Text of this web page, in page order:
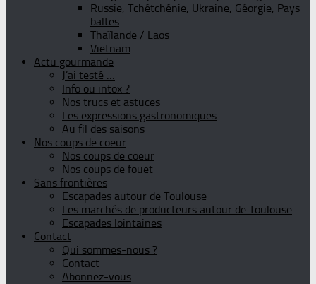
Russie, Tchétchénie, Ukraine, Géorgie, Pays
baltes
Thaïlande / Laos
Vietnam
Actu gourmande
J’ai testé …
Info ou intox ?
Nos trucs et astuces
Les expressions gastronomiques
Au fil des saisons
Nos coups de coeur
Nos coups de coeur
Nos coups de fouet
Sans frontières
Escapades autour de Toulouse
Les marchés de producteurs autour de Toulouse
Escapades lointaines
Contact
Qui sommes-nous ?
Contact
Abonnez-vous